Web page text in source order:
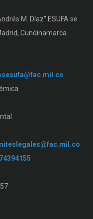
M. Díaz" ESUFA se
Cundinamarca